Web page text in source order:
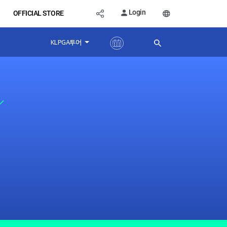
OFFICIAL STORE Login
KLPGA투어